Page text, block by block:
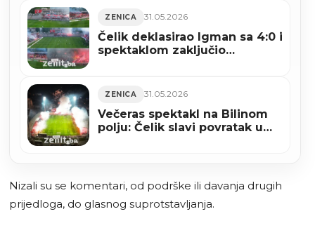
ZENICA 31.05.2026
Čelik deklasirao Igman sa 4:0 i
spektaklom zaključio
ZENICA 31.05.2026
Večeras spektakl na Bilinom
polju: Čelik slavi povratak u
Nizali su se komentari, od podrške ili davanja drugih
prijedloga, do glasnog suprotstavljanja.